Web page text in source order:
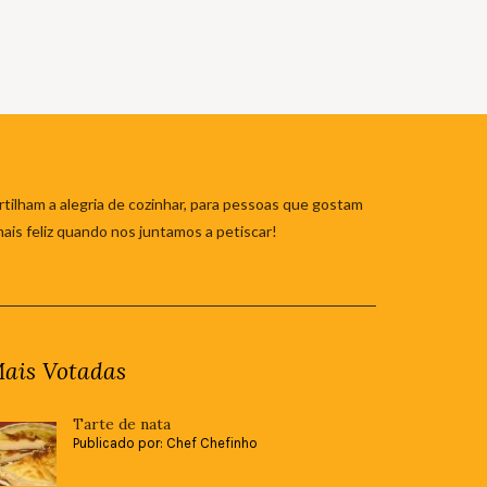
a alegria de cozinhar, para pessoas que gostam
feliz quando nos juntamos a petiscar!
Votadas
Tarte de nata
Publicado por: Chef Chefinho